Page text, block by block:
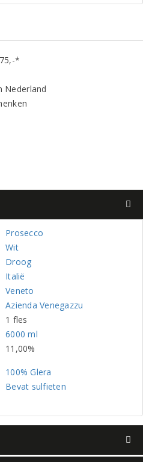
*
Nederland
Prosecco
Wit
Droog
Italië
Veneto
Azienda Venegazzu
1 fles
6000 ml
11,00%
100% Glera
Bevat sulfieten